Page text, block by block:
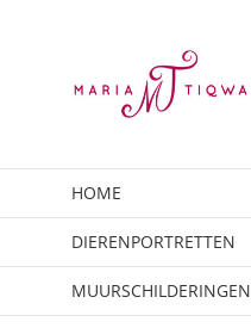
HOME
DIERENPORTRETTEN
MUURSCHILDERINGEN